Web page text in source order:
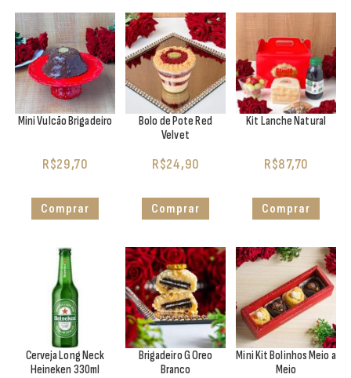
Mini Vulcão Brigadeiro
R$29,70
Comprar
Bolo de Pote Red
Velvet
R$24,90
Comprar
Kit Lanche Natural
R$87,70
Comprar
Cerveja Long Neck
Heineken 330ml
Brigadeiro G Oreo
Branco
Mini Kit Bolinhos Meio a
Meio